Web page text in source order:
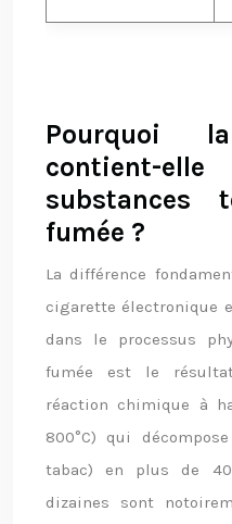
Pourquoi
contient-
substances
fumée ?
La différence
cigarette électronique
dans le processus
fumée est le
réaction chimique à
800°C) qui
tabac) en plus de
dizaines sont